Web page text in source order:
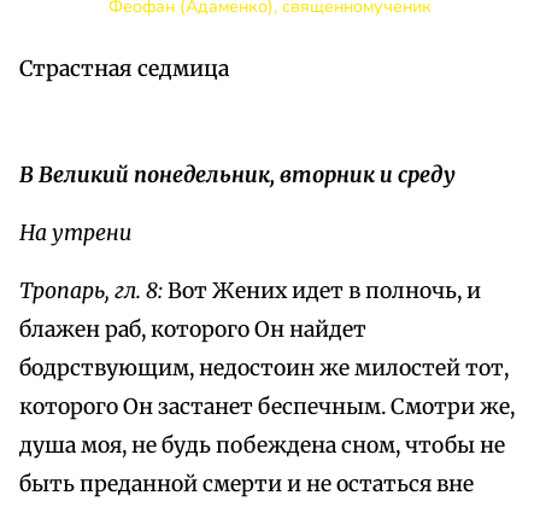
Феофан (Адаменко), священномученик
Страстная седмица
В Великий понедельник, вторник и среду
На утрени
Тропарь, гл. 8:Вот Жених идет в полночь, и
блажен раб, которого Он найдет
бодрствующим, недостоин же милостей тот,
которого Он застанет беспечным. Смотри же,
душа моя, не будь побеждена сном, чтобы не
быть преданной смерти и не остаться вне